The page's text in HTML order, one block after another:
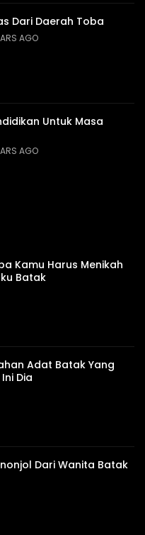
Dari Daerah Toba
AGO
Untuk Masa
AGO
Kamu Harus Menikah
Batak
Adat Batak Yang
Dia
Dari Wanita Batak